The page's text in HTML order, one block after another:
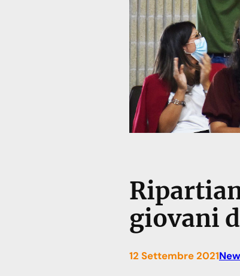
giovani
12 Settembre 2021